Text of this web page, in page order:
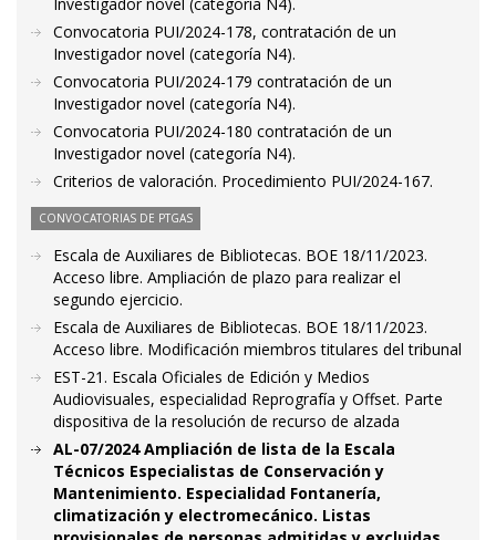
Convocatoria PUI/2024-178, contratación de un
Investigador novel (categoría N4).
Convocatoria PUI/2024-179 contratación de un
Investigador novel (categoría N4).
Convocatoria PUI/2024-180 contratación de un
Investigador novel (categoría N4).
Criterios de valoración. Procedimiento PUI/2024-167.
CONVOCATORIAS DE PTGAS
Escala de Auxiliares de Bibliotecas. BOE 18/11/2023.
Acceso libre. Ampliación de plazo para realizar el
segundo ejercicio.
Escala de Auxiliares de Bibliotecas. BOE 18/11/2023.
Acceso libre. Modificación miembros titulares del tribunal
EST-21. Escala Oficiales de Edición y Medios
Audiovisuales, especialidad Reprografía y Offset. Parte
dispositiva de la resolución de recurso de alzada
AL-07/2024 Ampliación de lista de la Escala
Técnicos Especialistas de Conservación y
Mantenimiento. Especialidad Fontanería,
climatización y electromecánico. Listas